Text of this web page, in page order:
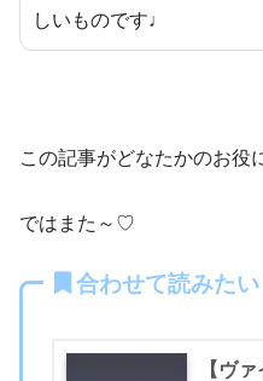
しいものです♩
この記事がどなたかのお役
ではまた～♡
合わせて読みたい
【ヴ